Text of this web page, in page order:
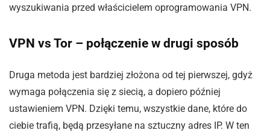
wyszukiwania przed właścicielem oprogramowania VPN.
VPN vs Tor – połączenie w drugi sposób
Druga metoda jest bardziej złożona od tej pierwszej, gdyż
wymaga połączenia się z siecią, a dopiero później
ustawieniem VPN. Dzięki temu, wszystkie dane, które do
ciebie trafią, będą przesyłane na sztuczny adres IP. W ten